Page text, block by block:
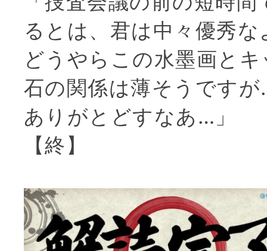
るとは、君は中々優秀
どうやらこの水墨画と
石の関係は薄そうです
ありがとどすなあ…」
【終】